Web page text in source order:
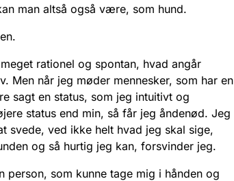
man altså også være, som hund.
rationel og spontan, hvad angår
Men når jeg møder mennesker, som har en
sagt en status, som jeg intuitivt og
status end min, så får jeg åndenød. Jeg
svede, ved ikke helt hvad jeg skal sige,
og så hurtig jeg kan, forsvinder jeg.
som kunne tage mig i hånden og